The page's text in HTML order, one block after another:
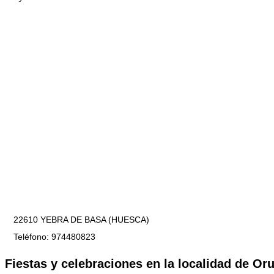
22610 YEBRA DE BASA (HUESCA)
Teléfono: 974480823
Fiestas y celebraciones en la localidad de